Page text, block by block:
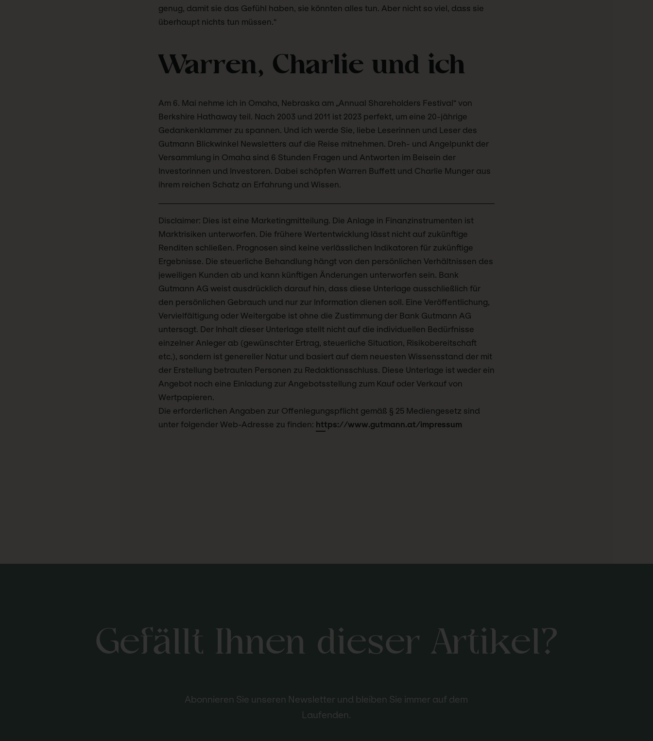
genug, damit sie das Gefühl haben, sie könnten alles tun. Aber nicht so viel, dass sie
überhaupt nichts tun müssen.“
Warren, Charlie und ich
Am 6. Mai nehme ich in Omaha, Nebraska am „Annual Shareholders Festival“ von
Berkshire Hathaway teil. Nach 2003 und 2011 ist 2023 perfekt, um eine 20-jährige
Gedankenklammer zu spannen. Und ich werde Sie, liebe Leserinnen und Leser des
Gutmann Blickwinkel Newsletters auf die Reise mitnehmen. Dreh- und Angelpunkt der
Versammlung in Omaha sind 6 Stunden Fragen und Antworten im Beisein der
Investorinnen und Investoren. Dabei schöpfen Warren Buffett und Charlie Munger aus
ihrem reichen Schatz an Erfahrung und Wissen.
Disclaimer: Dies ist eine Marketingmitteilung. Die Anlage in Finanzinstrumenten ist
Marktrisiken unterworfen. Die frühere Wertentwicklung lässt nicht auf zukünftige
Renditen schließen. Prognosen sind keine verlässlichen Indikatoren für zukünftige
Ergebnisse. Die steuerliche Behandlung hängt von den persönlichen Verhältnissen des
jeweiligen Kunden ab und kann künftigen Änderungen unterworfen sein. Bank
Gutmann AG weist ausdrücklich darauf hin, dass diese Unterlage ausschließlich für
den persönlichen Gebrauch und nur zur Information dienen soll. Eine Veröffentlichung,
Vervielfältigung oder Weitergabe ist ohne die Zustimmung der Bank Gutmann AG
untersagt. Der Inhalt dieser Unterlage stellt nicht auf die individuellen Bedürfnisse
einzelner Anleger ab (gewünschter Ertrag, steuerliche Situation, Risikobereitschaft
etc.), sondern ist genereller Natur und basiert auf dem neuesten Wissensstand der mit
der Erstellung betrauten Personen zu Redaktionsschluss. Diese Unterlage ist weder ein
Angebot noch eine Einladung zur Angebotsstellung zum Kauf oder Verkauf von
Wertpapieren.
Die erforderlichen Angaben zur Offenlegungspflicht gemäß § 25 Mediengesetz sind
unter folgender Web-Adresse zu finden: https://www.gutmann.at/impressum
Gefällt Ihnen dieser Artikel?
Abonnieren Sie unseren Newsletter und bleiben Sie immer auf dem
Laufenden.